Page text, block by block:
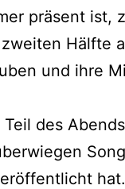
präsent ist,
Hälfte
und ihre
des
hat.